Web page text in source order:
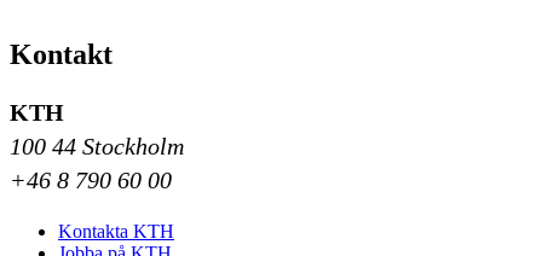
Kontakt
KTH
100 44 Stockholm
+46 8 790 60 00
Kontakta KTH